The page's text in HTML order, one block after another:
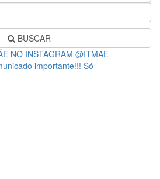
BUSCAR
NO INSTAGRAM @ITMAE
importante!!! Só